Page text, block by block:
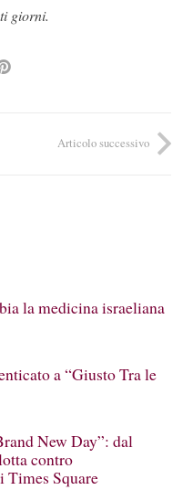
giorni.
Articolo successivo
la medicina israeliana
a “Giusto Tra le
New Day”: dal
contro
Times Square